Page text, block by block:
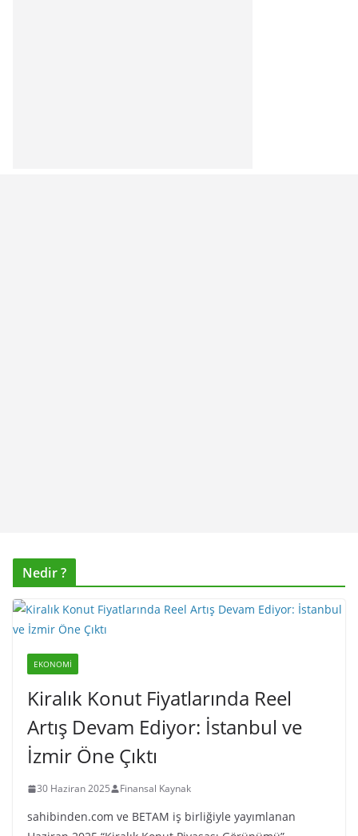
Nedir ?
EKONOMI
Kiralık Konut Fiyatlarında Reel
Artış Devam Ediyor: İstanbul ve
İzmir Öne Çıktı
30 Haziran 2025 Finansal Kaynak
sahibinden.com ve BETAM iş birliğiyle yayımlanan